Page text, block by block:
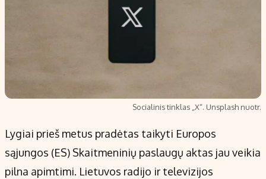
Įdomios naujienos
Apie mus
Privatumo politika
Turinio žymėjimo taisyklės
Kontaktai
Socialinis tinklas „X“. Unsplash nuotr.
Lygiai prieš metus pradėtas taikyti Europos
sąjungos (ES) Skaitmeninių paslaugų aktas jau veikia
pilna apimtimi. Lietuvos radijo ir televizijos